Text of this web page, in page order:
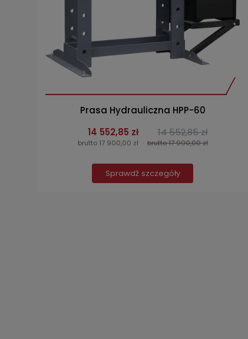
Prasa Hydrauliczna HPP-60
14 552,85 zł
brutto 17 900,00 zł
14 552,85 zł
brutto 17 900,00 zł
Sprawdź szczegóły